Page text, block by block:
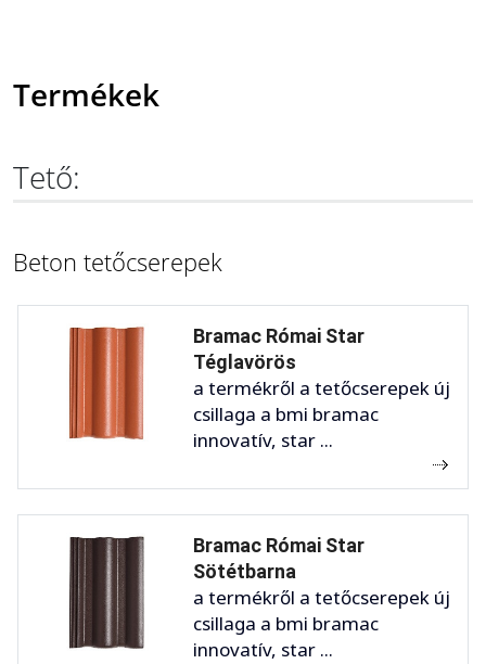
Termékek
Tető:
Beton tetőcserepek
Bramac Római Star
Téglavörös
a termékről a tetőcserepek új
csillaga a bmi bramac
innovatív, star ...
Bramac Római Star
Sötétbarna
a termékről a tetőcserepek új
csillaga a bmi bramac
innovatív, star ...